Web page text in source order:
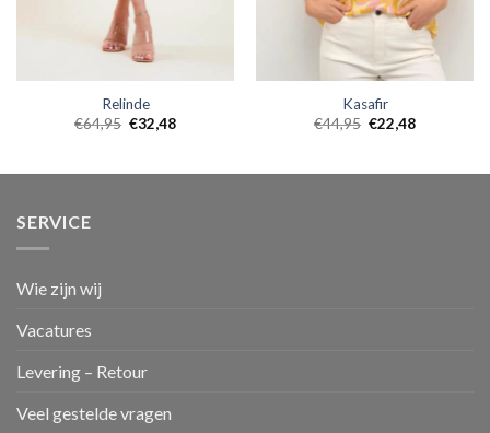
Relinde
€64,95 €32,48
Kasafir
€44,95 €22,48
SERVICE
Wie zijn wij
Vacatures
Levering – Retour
Veel gestelde vragen